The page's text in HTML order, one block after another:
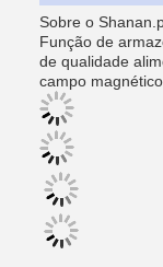
Sobre o
Função de
de qualidade
campo magnético